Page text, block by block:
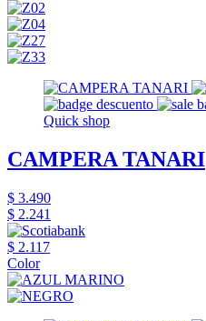
Quick shop
CAMPERA TANARI
$ 3.490
$ 2.241
$ 2.117
Color